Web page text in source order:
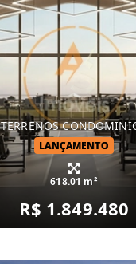
TERRENOS
LANÇAMENTO
618.01 m²
R$ 1.849.480